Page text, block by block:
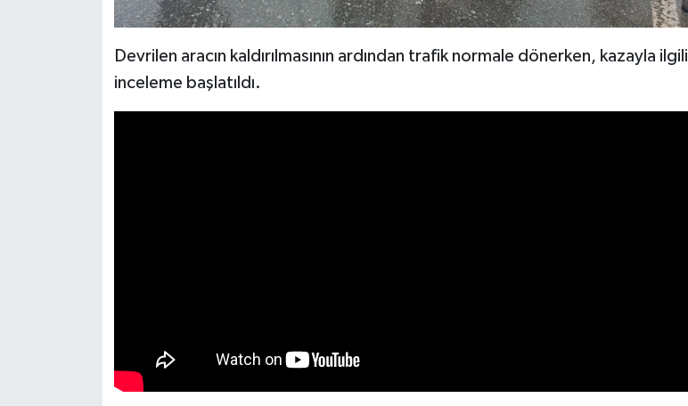
Devrilen aracın kaldırılmasının ardından trafik normale dönerken, kazayla ilgili
inceleme başlatıldı.